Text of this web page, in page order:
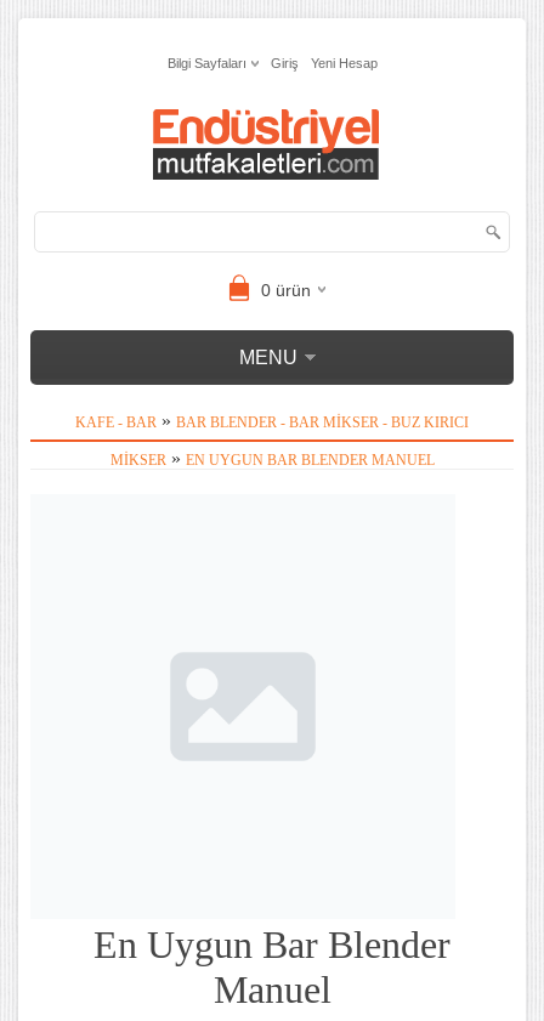
Bilgi Sayfaları Giriş Yeni Hesap
0ürün
MENU
KAFE - BAR » BAR BLENDER - BAR MIKSER - BUZ KIRICI
MIKSER » EN UYGUN BAR BLENDER MANUEL
En Uygun Bar Blender
Manuel